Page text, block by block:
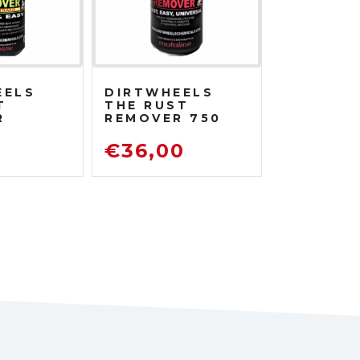
DIRTWHEELS
THE RUST
REMOVER 750
DISOSSIDANTE
RIMUOVI
€36,00